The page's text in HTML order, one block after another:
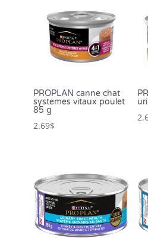
PROPLAN canne chat
systemes vitaux poulet
85 g
2.69$